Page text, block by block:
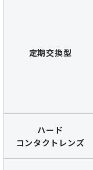
定期交換型
ハード
コンタクトレンズ